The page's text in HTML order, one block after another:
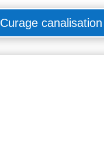
Curage canalisation